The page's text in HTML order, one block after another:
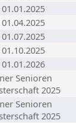
Senioren
2025
Senioren
2025